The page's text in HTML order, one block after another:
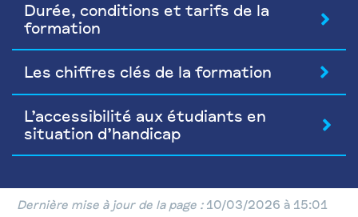
Durée, conditions et tarifs de la
formation
Les chiffres clés de la formation
L’accessibilité aux étudiants en
situation d’handicap
Dernière mise à jour de la page : 10/03/2026 à 15:01